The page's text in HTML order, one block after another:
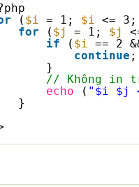
( $i = 1; $i <= 3;
for
( $j = 1; $j
if
( $i == 2
continue ;
}
// Không in
echo
( "$i $j
}